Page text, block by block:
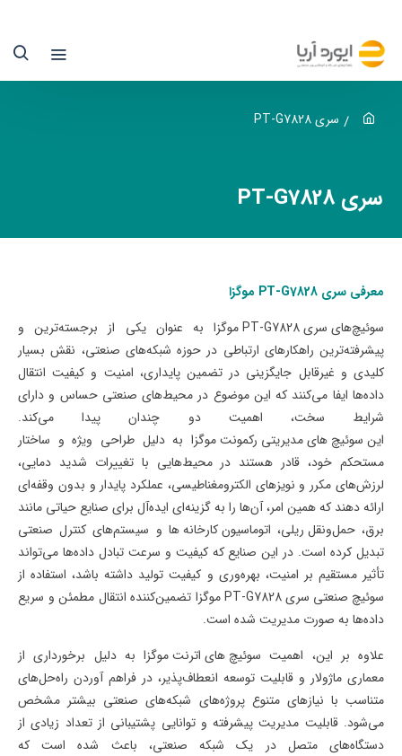
PT-
G7828
موگزا
ایورد
آریا
نماینده
رسمی
موگزا
در
ایران
سری PT-G7828
سری PT-G7828
معرفی سری PT-G7828 موگزا
سوئیچ‌های سریPT-G7828موگزا به عنوان یکی از برجسته‌ترین و
پیشرفته‌ترین راهکارهای ارتباطی در حوزه شبکه‌های صنعتی، نقش بسیار
کلیدی و غیرقابل جایگزینی در تضمین پایداری، امنیت و کیفیت انتقال
داده‌ها ایفا می‌کنند که این موضوع در محیط‌های صنعتی حساس و دارای
شرایط سخت، اهمیت دو چندان پیدا می‌کند.
این سوئیچ های مدیریتی رکمونت موگزا به دلیل طراحی ویژه و ساختار
مستحکم خود، قادر هستند در محیط‌هایی با تغییرات شدید دمایی،
لرزش‌های مکرر و نویزهای الکترومغناطیسی، عملکرد پایدار و بدون وقفه‌ای
ارائه دهند که همین امر، آن‌ها را به گزینه‌ای ایده‌آل برای صنایع حیاتی مانند
برق،حمل‌ونقل ریلی، اتوماسیون کارخانه ها و سیستم‌های کنترل صنعتی
تبدیل کرده است. در این صنایع که کیفیت و سرعت تبادل داده‌ها می‌تواند
تأثیر مستقیم بر امنیت، بهره‌وری و کیفیت تولید داشته باشد، استفاده از
سوئیچ صنعتی سریPT-G7828موگزا تضمین‌کننده انتقال مطمئن و سریع
داده‌ها به صورت مدیریت شده است.
علاوه بر این، اهمیت سوئیچ های اترنت موگزا به دلیل برخورداری از
معماری ماژولار و قابلیت توسعه انعطاف‌پذیر، در فراهم آوردن راه‌حل‌های
متناسب با نیازهای متنوع پروژه‌های شبکه‌های صنعتی بیشتر مشخص
می‌شود. قابلیت مدیریت پیشرفته و توانایی پشتیبانی از تعداد زیادی از
دستگاه‌های متصل در یک شبکه صنعتی، باعث شده است که